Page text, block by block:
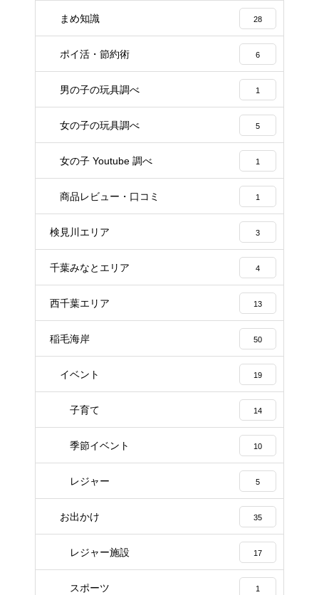
まめ知識 28
ポイ活・節約術 6
男の子の玩具調べ 1
女の子の玩具調べ 5
女の子 Youtube 調べ 1
商品レビュー・口コミ 1
検見川エリア 3
千葉みなとエリア 4
西千葉エリア 13
稲毛海岸 50
イベント 19
子育て 14
季節イベント 10
レジャー 5
お出かけ 35
レジャー施設 17
スポーツ 1